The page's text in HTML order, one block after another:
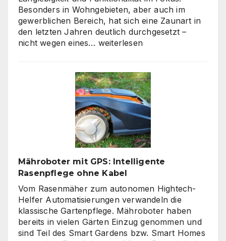
Besonders in Wohngebieten, aber auch im
gewerblichen Bereich, hat sich eine Zaunart in
den letzten Jahren deutlich durchgesetzt –
nicht wegen eines… Moderne
klare
Linien
wieder
gefragt
sind
weiterlesen
Mähroboter mit GPS: Intelligente
Rasenpflege ohne Kabel
Vom Rasenmäher zum autonomen Hightech-
Helfer Automatisierungen verwandeln die
klassische Gartenpflege. Mähroboter haben
bereits in vielen Gärten Einzug genommen und
sind Teil des Smart Gardens bzw. Smart Homes